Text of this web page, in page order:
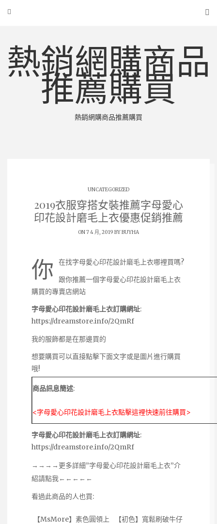
熱銷網購商品
推薦購買
熱銷網購商品推薦購買
UNCATEGORIZED
2019衣服穿搭女裝推薦字母愛心
印花設計磨毛上衣優惠促銷推薦
ON 7 4 月, 2019 BYBUYHA
你 在找字母愛心印花設計磨毛上衣哪裡買嗎?
跟你推薦一個字母愛心印花設計磨毛上衣
購買的專賣店網站
字母愛心印花設計磨毛上衣訂購網址:
https://dreamstore.info/2QmRf
我的服飾都是在那邊買的
想要購買可以直接點擊下面文字或是圖片進行購買
哦!
商品訊息簡述:
<字母愛心印花設計磨毛上衣點擊這裡快速前往購買>
字母愛心印花設計磨毛上衣訂購網址:
https://dreamstore.info/2QmRf
→→→→更多詳細”字母愛心印花設計磨毛上衣”介
紹請點我←←←←←
看過此商品的人也買:
【MsMore】素色圓領上
【初色】寬鬆刷破牛仔